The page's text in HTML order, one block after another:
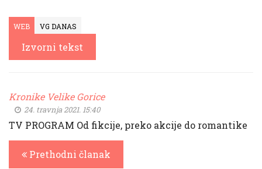
WEB VG DANAS
Izvorni tekst
Kronike Velike Gorice
24. travnja 2021. 15:40
TV PROGRAM Od fikcije, preko akcije do romantike
Prethodni članak